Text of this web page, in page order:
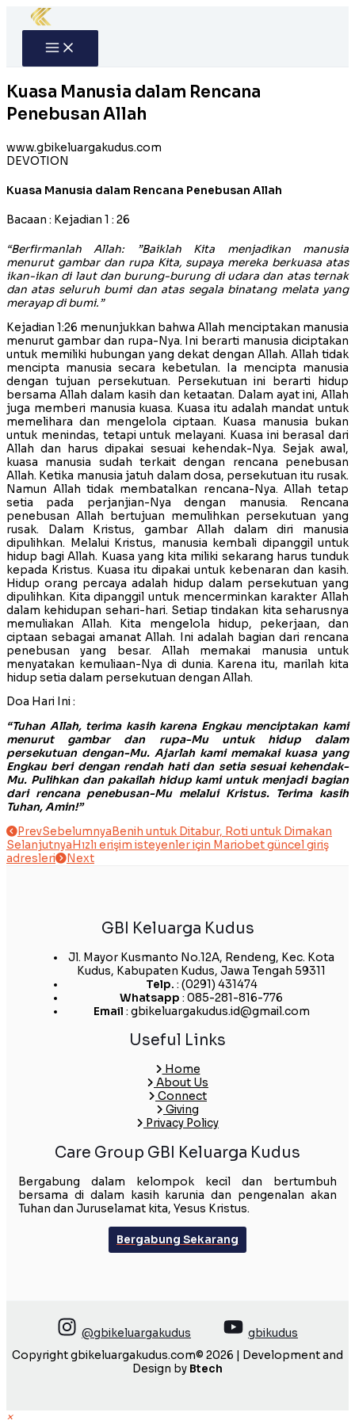
content
Kuasa Manusia dalam Rencana
Penebusan Allah
www.gbikeluargakudus.com
DEVOTION
Kuasa Manusia dalam Rencana Penebusan Allah
Bacaan : Kejadian 1 : 26
“Berfirmanlah Allah: ”Baiklah Kita menjadikan manusia
menurut gambar dan rupa Kita, supaya mereka berkuasa atas
ikan-ikan di laut dan burung-burung di udara dan atas ternak
dan atas seluruh bumi dan atas segala binatang melata yang
merayap di bumi.”
Kejadian 1:26 menunjukkan bahwa Allah menciptakan manusia
menurut gambar dan rupa-Nya. Ini berarti manusia diciptakan
untuk memiliki hubungan yang dekat dengan Allah. Allah tidak
mencipta manusia secara kebetulan. Ia mencipta manusia
dengan tujuan persekutuan. Persekutuan ini berarti hidup
bersama Allah dalam kasih dan ketaatan. Dalam ayat ini, Allah
juga memberi manusia kuasa. Kuasa itu adalah mandat untuk
memelihara dan mengelola ciptaan. Kuasa manusia bukan
untuk menindas, tetapi untuk melayani. Kuasa ini berasal dari
Allah dan harus dipakai sesuai kehendak-Nya. Sejak awal,
kuasa manusia sudah terkait dengan rencana penebusan
Allah. Ketika manusia jatuh dalam dosa, persekutuan itu rusak.
Namun Allah tidak membatalkan rencana-Nya. Allah tetap
setia pada perjanjian-Nya dengan manusia. Rencana
penebusan Allah bertujuan memulihkan persekutuan yang
rusak. Dalam Kristus, gambar Allah dalam diri manusia
dipulihkan. Melalui Kristus, manusia kembali dipanggil untuk
hidup bagi Allah. Kuasa yang kita miliki sekarang harus tunduk
kepada Kristus. Kuasa itu dipakai untuk kebenaran dan kasih.
Hidup orang percaya adalah hidup dalam persekutuan yang
dipulihkan. Kita dipanggil untuk mencerminkan karakter Allah
dalam kehidupan sehari-hari. Setiap tindakan kita seharusnya
memuliakan Allah. Kita mengelola hidup, pekerjaan, dan
ciptaan sebagai amanat Allah. Ini adalah bagian dari rencana
penebusan yang besar. Allah memakai manusia untuk
menyatakan kemuliaan-Nya di dunia. Karena itu, marilah kita
hidup setia dalam persekutuan dengan Allah.
Doa Hari Ini :
“Tuhan Allah, terima kasih karena Engkau menciptakan kami
menurut gambar dan rupa-Mu untuk hidup dalam
persekutuan dengan-Mu. Ajarlah kami memakai kuasa yang
Engkau beri dengan rendah hati dan setia sesuai kehendak-
Mu. Pulihkan dan pakailah hidup kami untuk menjadi bagian
dari rencana penebusan-Mu melalui Kristus. Terima kasih
Tuhan, Amin!”
PrevSebelumnya Benih untuk Ditabur, Roti untuk Dimakan
Selanjutnya Hızlı erişim isteyenler için Mariobet güncel giriş
adresleri
Next
GBI Keluarga Kudus
Jl. Mayor Kusmanto No.12A, Rendeng, Kec. Kota
Kudus, Kabupaten Kudus, Jawa Tengah 59311
Telp. : (0291) 431474
Whatsapp : 085-281-816-776
Email : gbikeluargakudus.id@gmail.com
Useful Links
Home
About Us
Connect
Giving
Privacy Policy
Care Group GBI Keluarga Kudus
Bergabung dalam kelompok kecil dan bertumbuh
bersama di dalam kasih karunia dan pengenalan akan
Tuhan dan Juruselamat kita, Yesus Kristus.
Bergabung Sekarang
@gbikeluargakudus
gbikudus
Copyright gbikeluargakudus.com© 2026 | Development and
Design by Btech
×